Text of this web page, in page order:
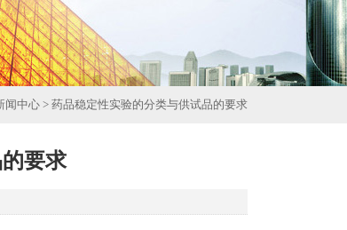
闻中心 > 药品稳定性实验的分类与供试品的要求
要求